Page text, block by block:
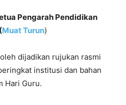
Pengarah Pendidikan
Muat Turun)
dijadikan rujukan rasmi
institusi dan bahan
Hari Guru.